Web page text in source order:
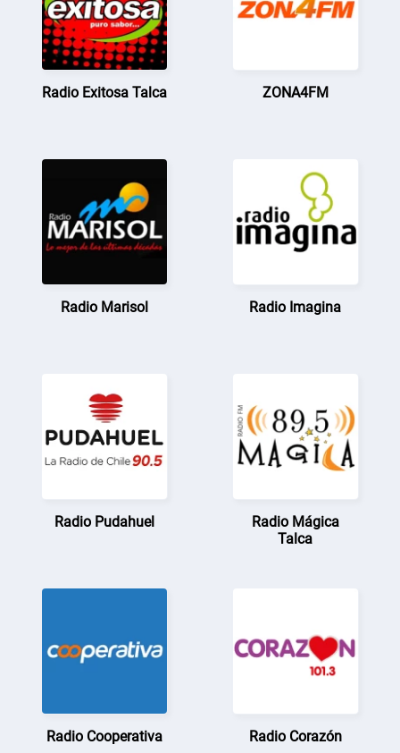
Radio Exitosa Talca ZONA4FM
Radio Marisol Radio Imagina
Radio Pudahuel
Radio Mágica
Talca
Radio Cooperativa Radio Corazón